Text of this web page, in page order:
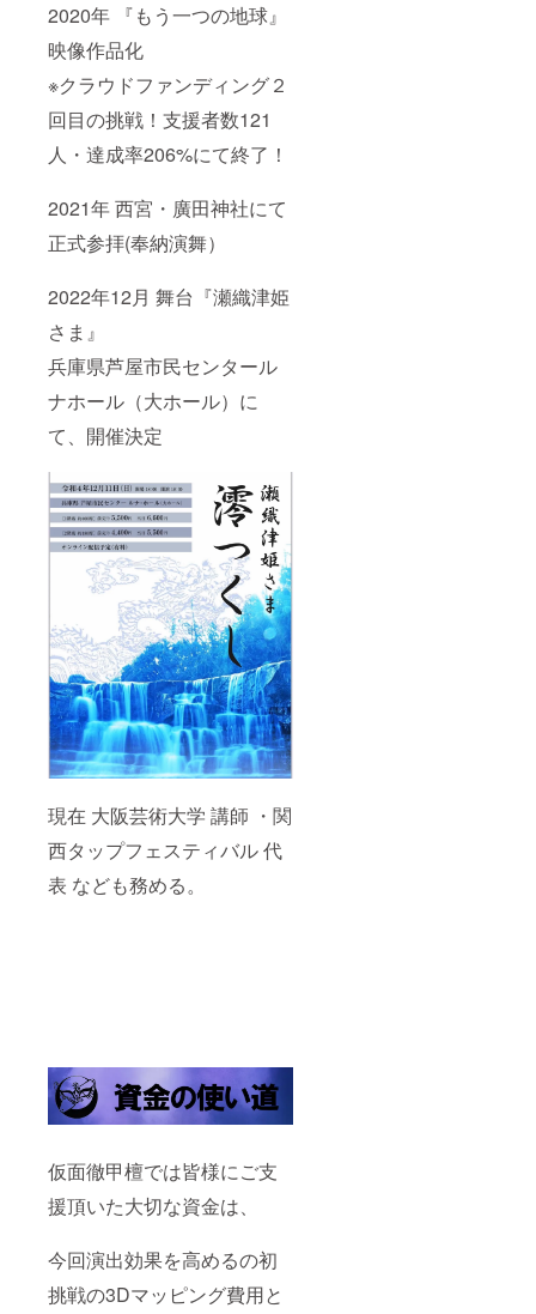
2020年 『もう一つの地球』
映像作品化
※クラウドファンディング２
回目の挑戦！支援者数121
人・達成率206%にて終了！
2021年 西宮・廣田神社にて
正式参拝(奉納演舞）
2022年12月 舞台『瀬織津姫
さま』
兵庫県芦屋市民センタール
ナホール（大ホール）に
て、開催決定
現在 大阪芸術大学 講師 ・関
西タップフェスティバル 代
表 なども務める。
仮面徹甲檀では皆様にご支
援頂いた大切な資金は、
今回演出効果を高めるの初
挑戦の3Dマッピング費用と